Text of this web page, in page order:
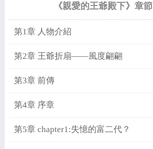
《親愛的王爺殿下》章
第1章 人物介紹
第2章 王爺折扇——風度翩翩
第3章 前傳
第4章 序章
第5章 chapter1:失憶的富二代？